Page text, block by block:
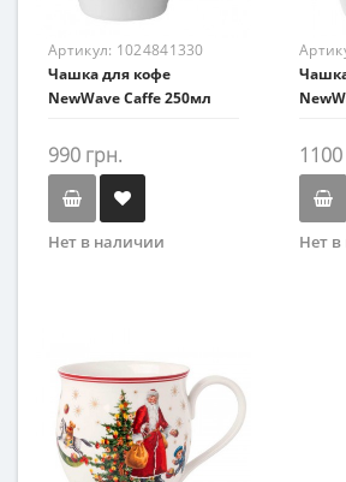
Артикул: 1024841330
Чашка для кофе
NewWave Caffe 250мл
990 грн.
Нет в наличии Нет